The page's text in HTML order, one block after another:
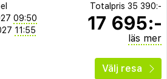
09:50
11:55
Totalpris 35 390:-
17 695:-
läs mer
Välj resa